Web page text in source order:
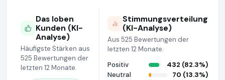
Das loben
Kunden (KI-
Analyse)
Häufigste Stärken aus
525 Bewertungen der
letzten 12 Monate.
Stimmungsverteilung
(KI-Analyse)
Aus 525 Bewertungen der
letzten 12 Monate.
Positiv
432 (82.3%)
Neutral
70 (13.3%)